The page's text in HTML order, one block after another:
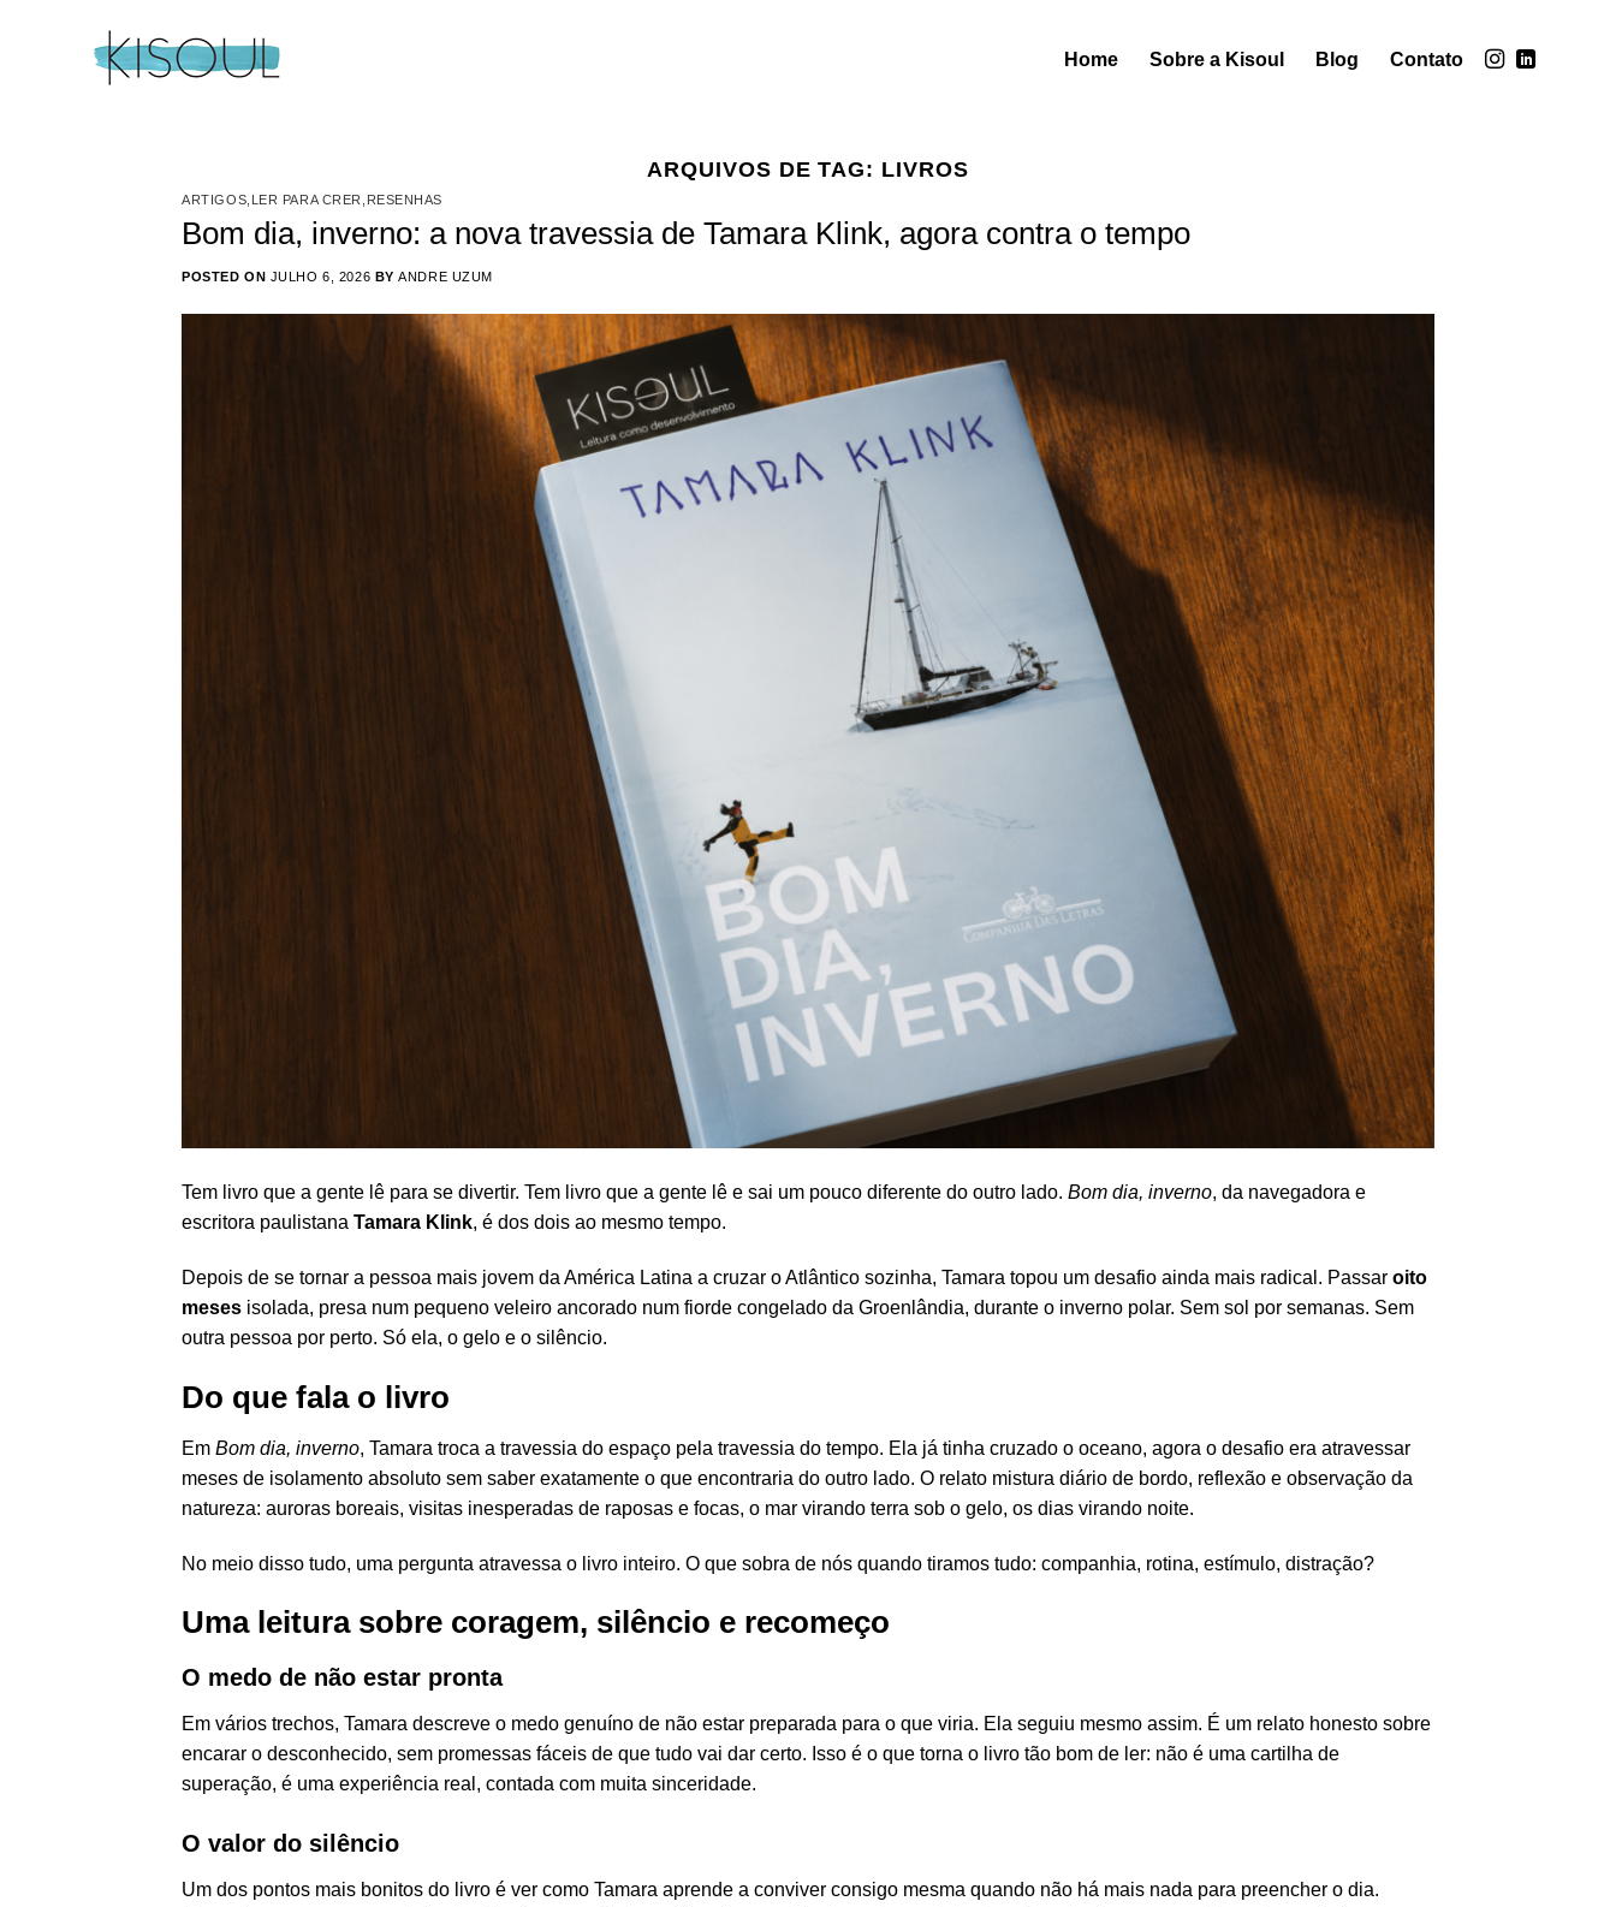
Home Sobre a Kisoul Blog Contato
ARQUIVOS DE TAG: LIVROS
ARTIGOS LER PARA CRER RESENHAS
Bom dia, inverno: a nova travessia de Tamara Klink, agora contra o tempo
POSTED ON JULHO 6, 2026 BYANDRE UZUM
Tem livro que a gente lê para se divertir. Tem livro que a gente lê e sai um pouco diferente do outro lado.Bom dia, inverno, da navegadora e
escritora paulistanaTamara Klink, é dos dois ao mesmo tempo.
Depois de se tornar a pessoa mais jovem da América Latina a cruzar o Atlântico sozinha, Tamara topou um desafio ainda mais radical. Passaroito
meses isolada, presa num pequeno veleiro ancorado num fiorde congelado da Groenlândia, durante o inverno polar. Sem sol por semanas. Sem
outra pessoa por perto. Só ela, o gelo e o silêncio.
Do que fala o livro
EmBom dia, inverno, Tamara troca a travessia do espaço pela travessia do tempo. Ela já tinha cruzado o oceano, agora o desafio era atravessar
meses de isolamento absoluto sem saber exatamente o que encontraria do outro lado. O relato mistura diário de bordo, reflexão e observação da
natureza: auroras boreais, visitas inesperadas de raposas e focas, o mar virando terra sob o gelo, os dias virando noite.
No meio disso tudo, uma pergunta atravessa o livro inteiro. O que sobra de nós quando tiramos tudo: companhia, rotina, estímulo, distração?
Uma leitura sobre coragem, silêncio e recomeço
O medo de não estar pronta
Em vários trechos, Tamara descreve o medo genuíno de não estar preparada para o que viria. Ela seguiu mesmo assim. É um relato honesto sobre
encarar o desconhecido, sem promessas fáceis de que tudo vai dar certo. Isso é o que torna o livro tão bom de ler: não é uma cartilha de
superação, é uma experiência real, contada com muita sinceridade.
O valor do silêncio
Um dos pontos mais bonitos do livro é ver como Tamara aprende a conviver consigo mesma quando não há mais nada para preencher o dia.